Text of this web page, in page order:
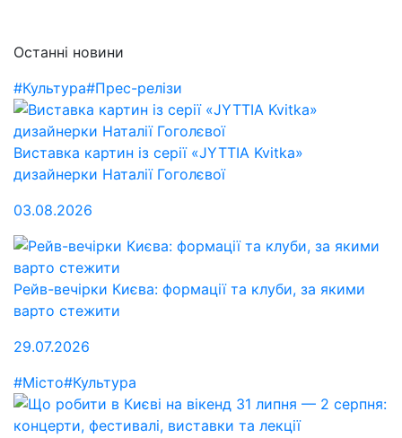
Останні новини
#Культура#Прес-релізи
Виставка картин із серії «JYTTIA Kvitka»
дизайнерки Наталії Гоголєвої
03.08.2026
Рейв-вечірки Києва: формації та клуби, за якими
варто стежити
29.07.2026
#Місто#Культура